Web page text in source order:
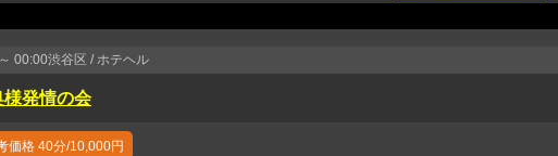
00:00渋谷区 / ホテヘル
発情の会
価格 40分/10,000円